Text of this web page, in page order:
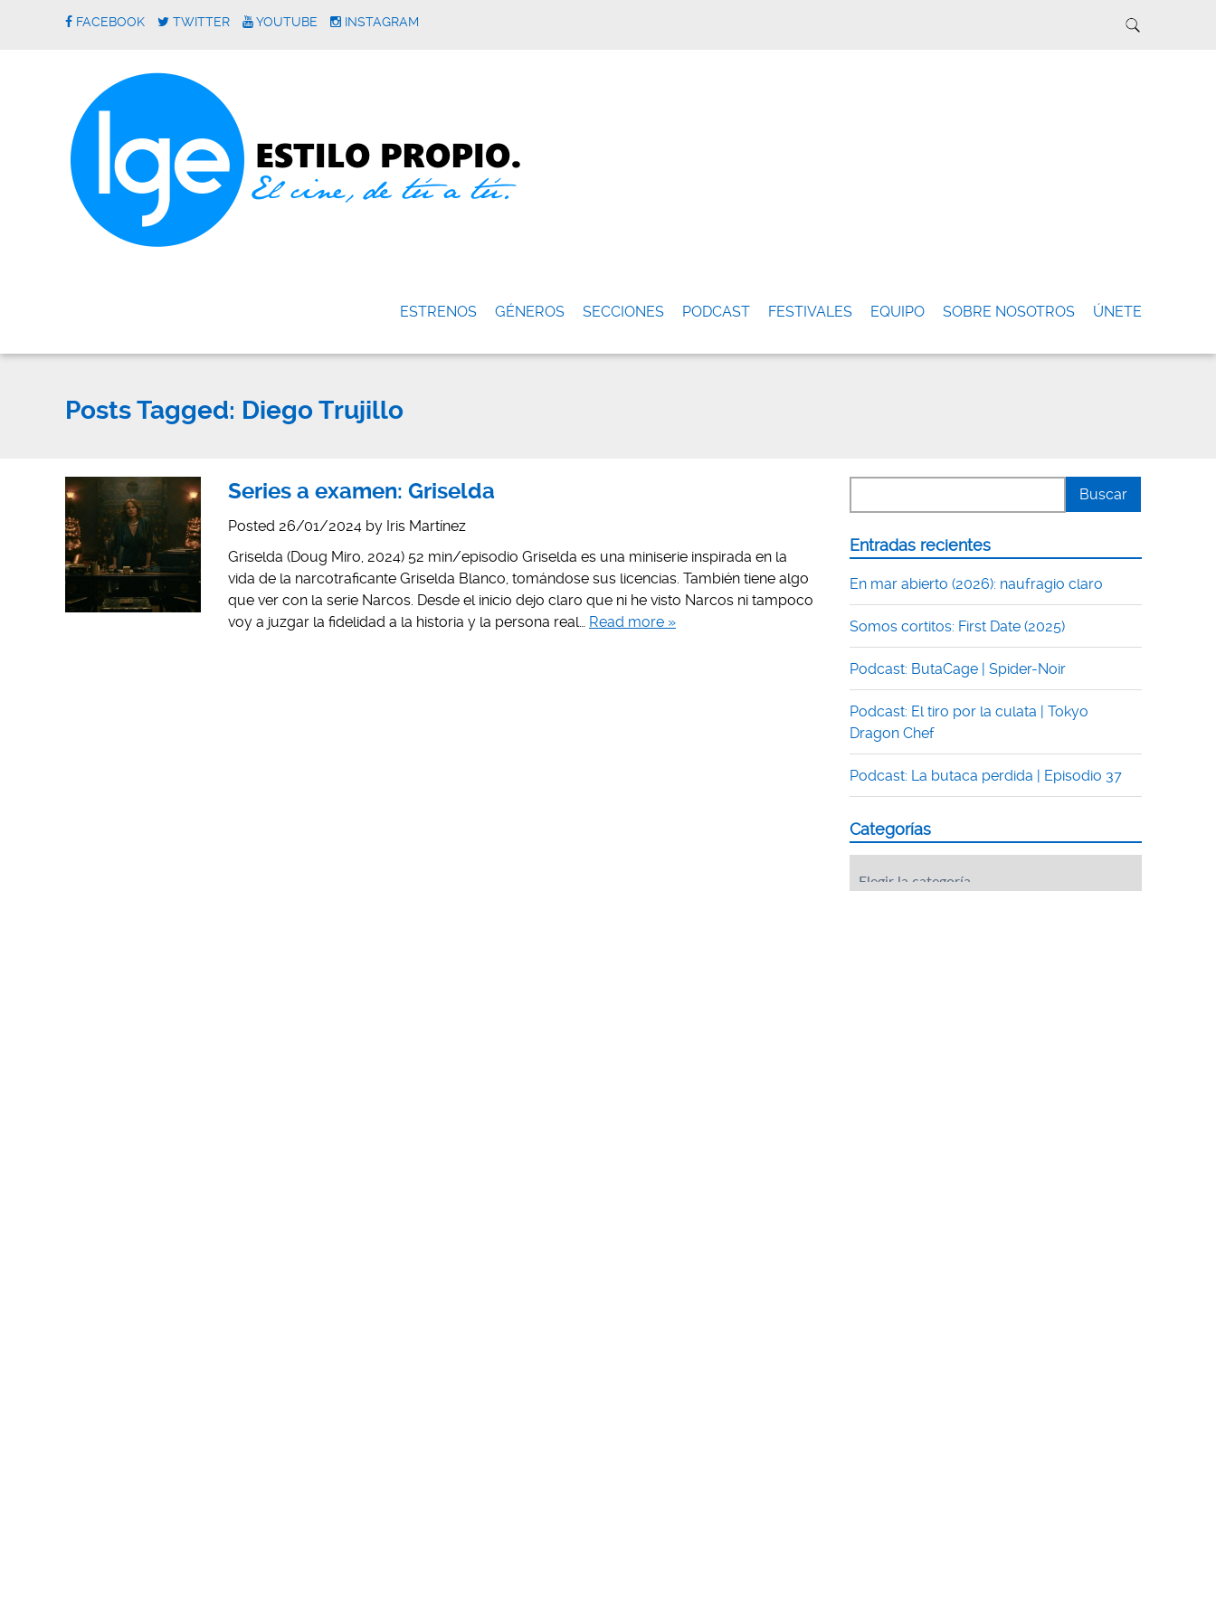
FACEBOOK TWITTER YOUTUBE INSTAGRAM
ESTRENOS GÉNEROS SECCIONES PODCAST FESTIVALES EQUIPO SOBRE NOSOTROS ÚNETE
Posts Tagged: Diego Trujillo
Series a examen: Griselda
Posted 26/01/2024 by Iris Martínez
Griselda (Doug Miro, 2024) 52 min/episodio Griselda es una miniserie inspirada en la
vida de la narcotraficante Griselda Blanco, tomándose sus licencias. También tiene algo
que ver con la serie Narcos. Desde el inicio dejo claro que ni he visto Narcos ni tampoco
voy a juzgar la fidelidad a la historia y la persona real… Read more »
Entradas recientes
En mar abierto (2026): naufragio claro
Somos cortitos: First Date (2025)
Podcast: ButaCage | Spider-Noir
Podcast: El tiro por la culata | Tokyo
Dragon Chef
Podcast: La butaca perdida | Episodio 37
Categorías